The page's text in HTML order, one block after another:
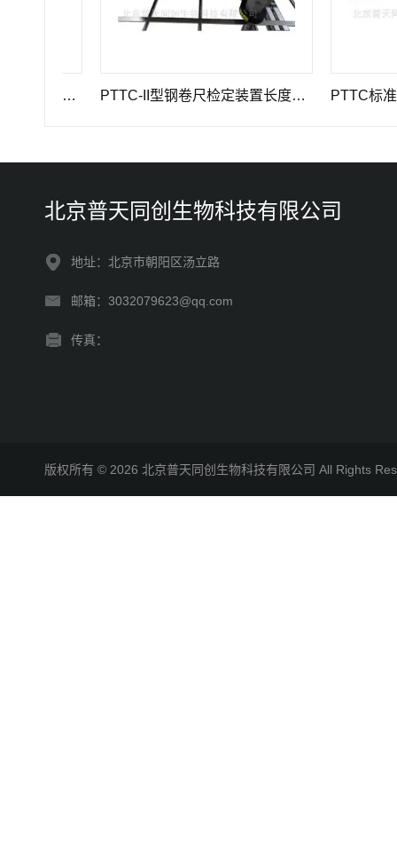
PTTC-II型钢卷尺检定装置长度计量仪器 PTTC标准光泽
北京普天同创生物科技有限公司
地址：北京市朝阳区汤立路
邮箱：3032079623@qq.com
传真：
版权所有 © 2026 北京普天同创生物科技有限公司 All Rights